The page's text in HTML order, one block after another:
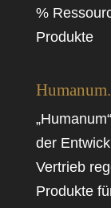
%
Produkte
der
Vertrieb
Produkte